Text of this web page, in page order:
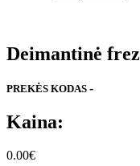
Deimantinė
PREKĖS KODAS -
Kaina:
0.00€